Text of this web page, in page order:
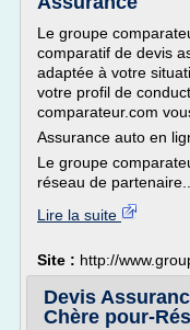
Le groupe
comparatif de devis
adaptée à votre
votre profil de
comparateur.com
Assurance auto en
Le groupe
réseau de partenaire...
Lire la suite
Site : http://
Devis
Chère pour-